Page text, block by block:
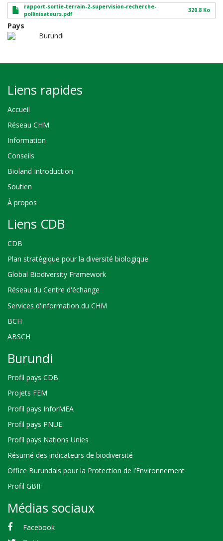
rapport-sortie-terrain-2-supervision-recherche-
pollinisateurs.pdf
320.8 Ko
Pays
Burundi
Liens rapides
Accueil
Réseau CHM
Information
Conseils
Bioland Introduction
Soutien
À propos
Liens CDB
CDB
Plan stratégique pour la diversité biologique
Global Biodiversity Framework
Réseau du Centre d'échange
Services d'information du CHM
BCH
ABSCH
Burundi
Profil pays CDB
Projets FEM
Profil pays InforMEA
Profil pays PNUE
Profil pays Nations Unies
Résumé des indicateurs de biodiversité
Office Burundais pour la Protection de l’Environnement
Profil GBIF
Médias sociaux
Facebook